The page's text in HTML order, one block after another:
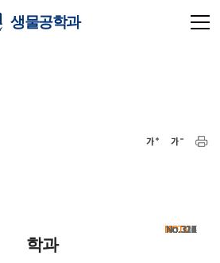
생물공학과
학과
NOTICE
NOTICE
NOTICE
NOTICE
330
329
328
327
326
325
324
323
322
321
320
319
318
317
316
315
314
313
312
311